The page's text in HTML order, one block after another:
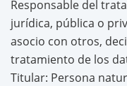
Responsable del
jurídica, pública o
asocio con otros,
tratamiento de los
Titular: Persona